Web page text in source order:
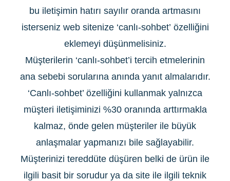
bu iletişimin hatırı sayılır oranda artmasını
isterseniz web sitenize ‘canlı-sohbet’ özelliğini
eklemeyi düşünmelisiniz.
Müşterilerin ‘canlı-sohbet’i tercih etmelerinin
ana sebebi sorularına anında yanıt almalarıdır.
‘Canlı-sohbet’ özelliğini kullanmak yalnızca
müşteri iletişiminizi %30 oranında arttırmakla
kalmaz, önde gelen müşteriler ile büyük
anlaşmalar yapmanızı bile sağlayabilir.
Müşterinizi tereddüte düşüren belki de ürün ile
ilgili basit bir sorudur ya da site ile ilgili teknik